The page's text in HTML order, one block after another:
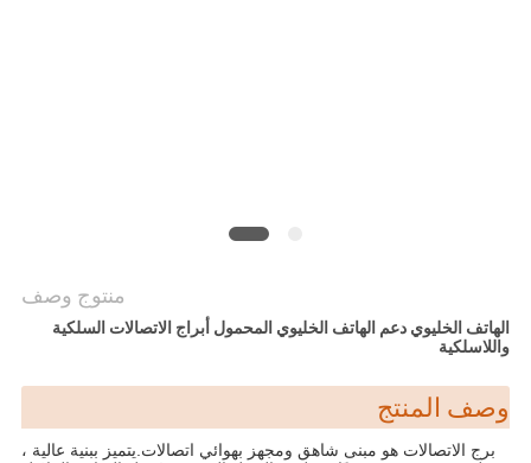
منتوج وصف
الهاتف الخليوي دعم الهاتف الخليوي المحمول أبراج الاتصالات السلكية
واللاسلكية
وصف المنتج
برج الاتصالات هو مبنى شاهق ومجهز بهوائي اتصالات.يتميز ببنية عالية ،